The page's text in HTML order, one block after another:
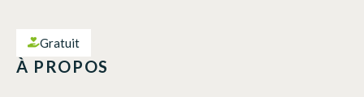
Gratuit
À PROPOS